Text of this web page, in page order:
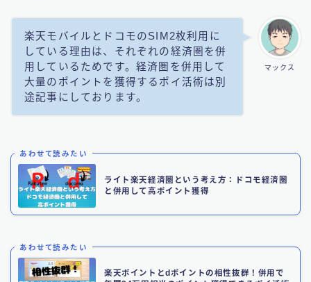
マックス
楽天モバイルとドコモのSIM2枚利用に
している理由は、それぞれの経済圏を併
用しているためです。経済圏を併用して
大量のポイントを獲得するポイ活術は別
途記事にしております。
あわせて読みたい
ライト楽天経済圏という考え方：ドコモ経済圏
と併用して高ポイント獲得
あわせて読みたい
楽天ポイントとdポイントの相性抜群！併用で